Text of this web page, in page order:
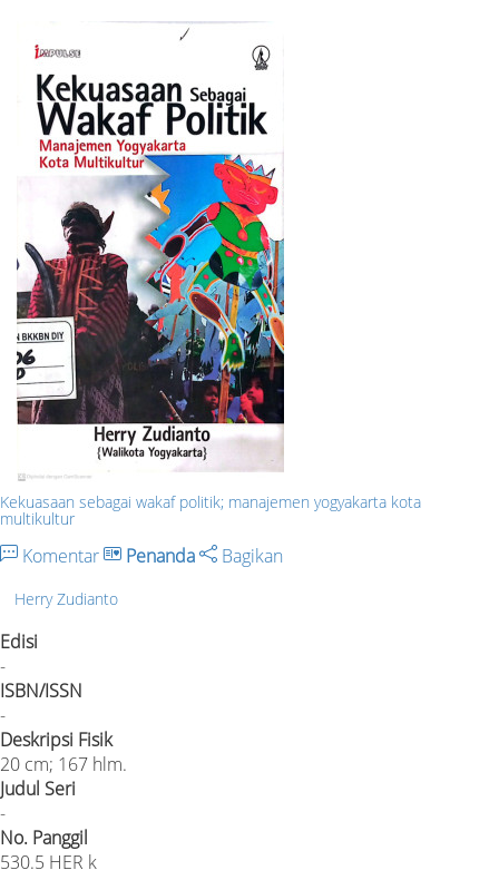
Kekuasaan sebagai wakaf politik; manajemen yogyakarta kota
multikultur
Komentar Penanda Bagikan
Herry Zudianto
Edisi
-
ISBN/ISSN
-
Deskripsi Fisik
20 cm; 167 hlm.
Judul Seri
-
No. Panggil
530.5 HER k